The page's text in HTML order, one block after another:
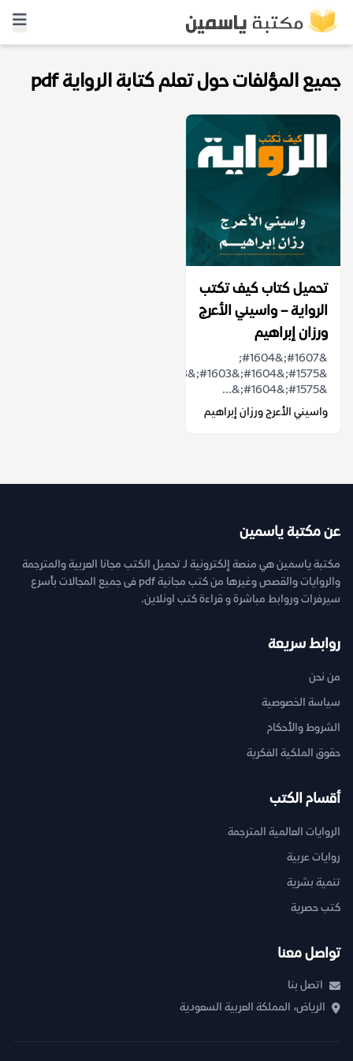
جميع المؤلفات حول تعلم كتابة الرواية pdf
تحميل كتاب كيف تكتب
الرواية – واسيني الأعرج
ورزان إبراهيم
&#1607;&#1604;
&#1575;&#1604;&...
واسيني الأعرج ورزان إبراهيم
عن مكتبة ياسمين
مكتبة ياسمين هي منصة إلكترونية لـ تحميل الكتب مجانا العربية والمترجمة
والروايات والقصص وغيرها من كتب مجانية pdf فى جميع المجالات بأسرع
سيرفرات وروابط مباشرة و قراءة كتب اونلاين.
روابط سريعة
من نحن
سياسة الخصوصية
الشروط والأحكام
حقوق الملكية الفكرية
أقسام الكتب
الروايات العالمية المترجمة
روايات عربية
تنمية بشرية
كتب حصرية
تواصل معنا
اتصل بنا
الرياض، المملكة العربية السعودية